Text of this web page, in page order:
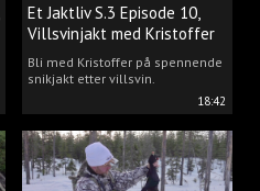
18:42
Et Jaktliv S.3 Episode 10,
Villsvinjakt med Kristoffer
Bli med Kristoffer på spennende
snikjakt etter villsvin.